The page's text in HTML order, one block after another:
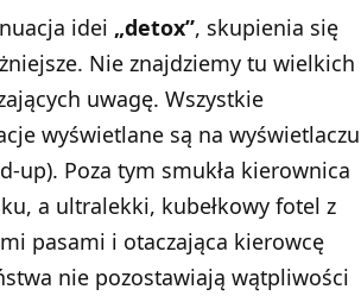
idei „detox”, skupienia się
Nie znajdziemy tu wielkich
uwagę. Wszystkie
wyświetlane są na wyświetlaczu
up). Poza tym smukła kierownica
a ultralekki, kubełkowy fotel z
pasami i otaczająca kierowcę
nie pozostawiają wątpliwości